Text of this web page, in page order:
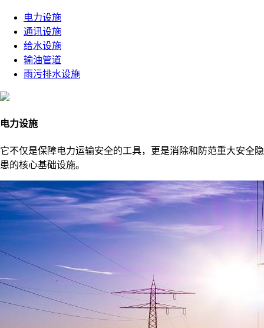
电力设施
通讯设施
给水设施
输油管道
雨污排水设施
电力设施
它不仅是保障电力运输安全的工具，更是消除和防范重大安全隐
患的核心基础设施。